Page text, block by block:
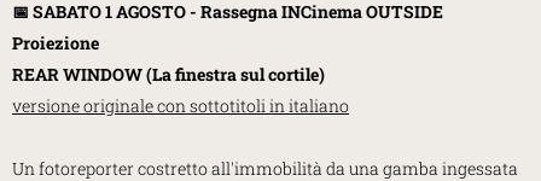
📅 SABATO 1 AGOSTO - Rassegna INCinema OUTSIDE
Proiezione
REAR WINDOW (La finestra sul cortile)
versione originale con sottotitoli in italiano
Un fotoreporter costretto all'immobilità da una gamba ingessata